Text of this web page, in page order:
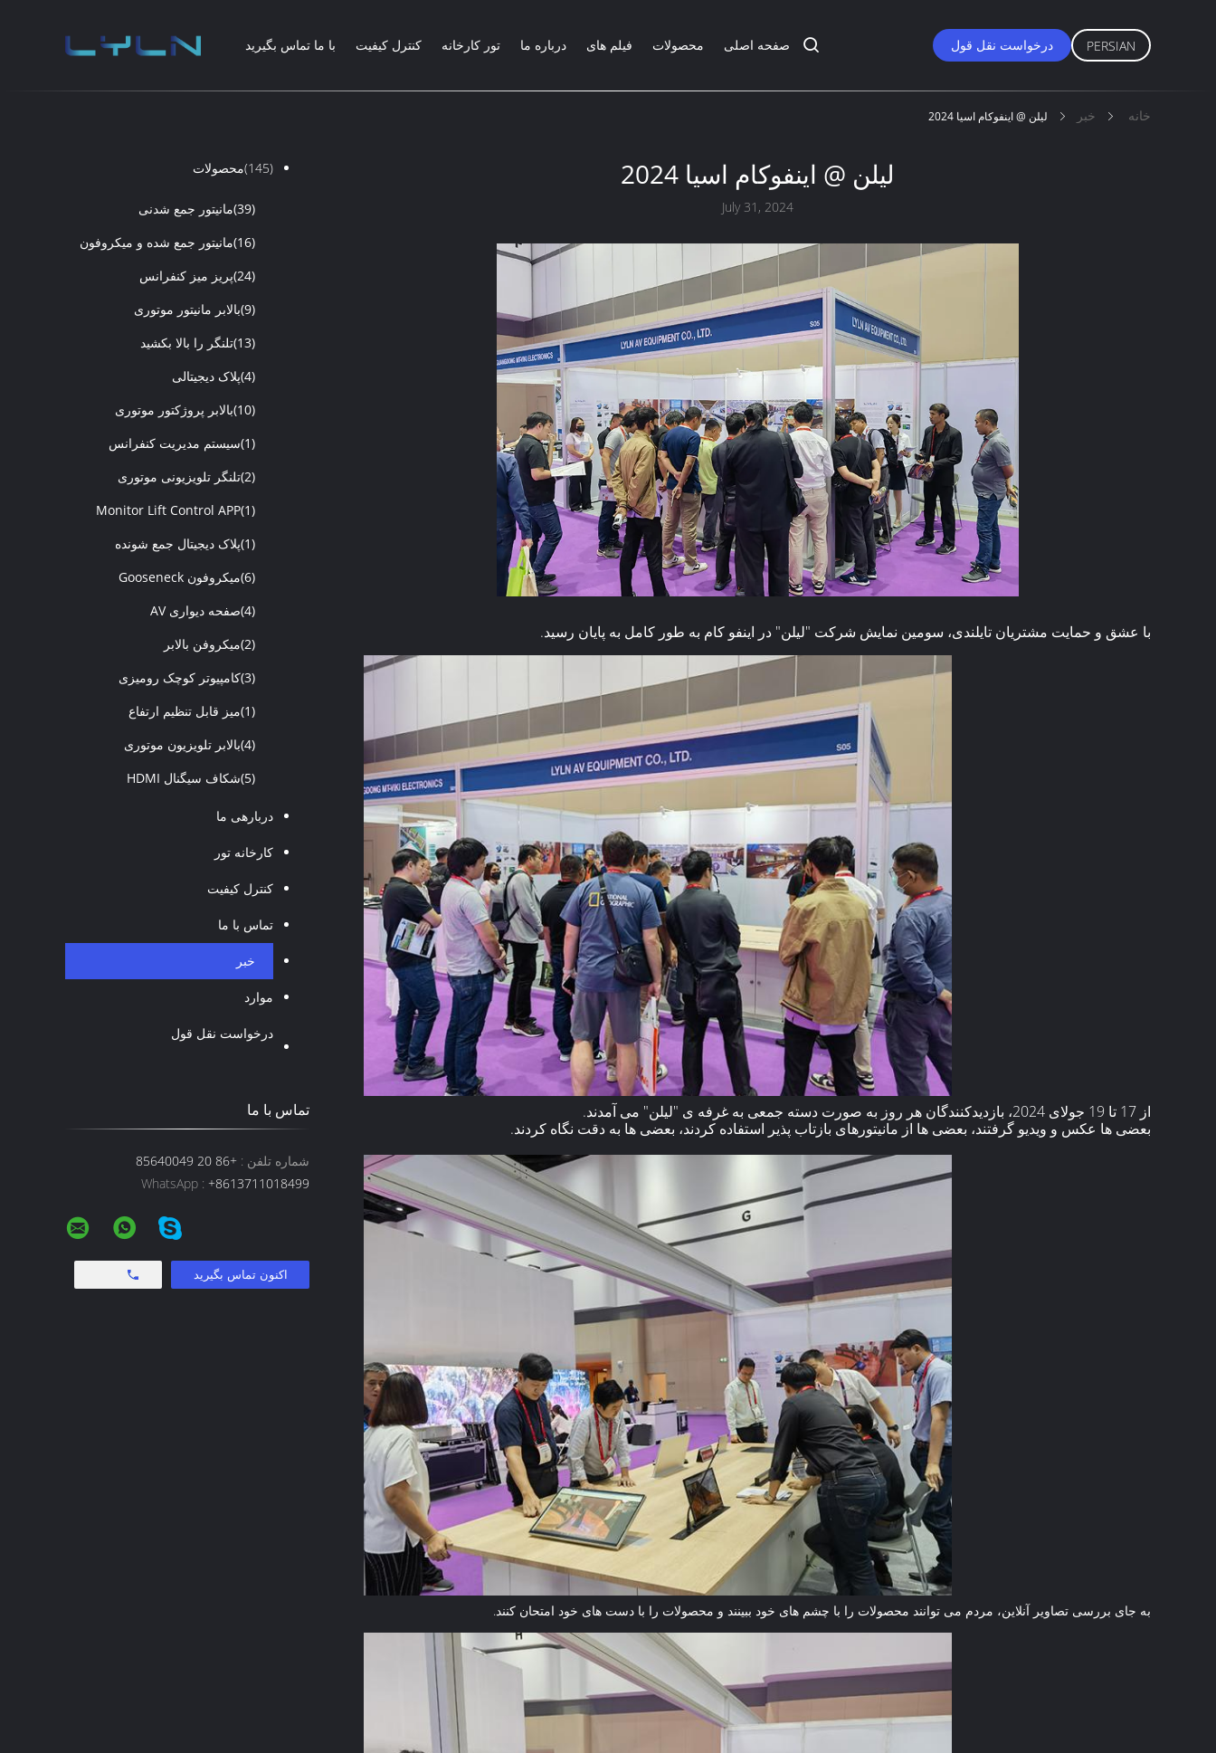
صفحه اصلی محصولات فیلم های درباره ما تور کارخانه کنترل کیفیت با ما تماس بگیرید درخواست نقل قول PERSIAN
خانه خبر ليلن @ اينفوکام اسيا 2024
محصولات (145)
مانیتور جمع شدنی
(39)
مانیتور جمع شده و میکروفون
(16)
پریز میز کنفرانس
(24)
بالابر مانیتور موتوری
(9)
تلنگر را بالا بکشید
(13)
پلاک دیجیتالی
(4)
بالابر پروژکتور موتوری
(10)
سیستم مدیریت کنفرانس
(1)
تلنگر تلویزیونی موتوری
(2)
Monitor Lift Control APP
(1)
پلاک دیجیتال جمع شونده
(1)
میکروفون Gooseneck
(6)
صفحه دیواری AV
(4)
میکروفن بالابر
(2)
کامپیوتر کوچک رومیزی
(3)
میز قابل تنظیم ارتفاع
(1)
بالابر تلویزیون موتوری
(4)
شکاف سیگنال HDMI
(5)
دربارهی ما
کارخانه تور
کنترل کیفیت
تماس با ما
خبر
موارد
درخواست نقل قول
تماس با ما
شماره تلفن : +86 20 85640049
WhatsApp : +8613711018499
ليلن @ اينفوکام اسيا 2024
July 31, 2024
با عشق و حمایت مشتریان تایلندی، سومین نمایش شرکت "لیلن" در اینفو کام به طور کامل به پایان رسید.
از 17 تا 19 جولای 2024، بازدیدکنندگان هر روز به صورت دسته جمعی به غرفه ی "لیلن" می آمدند.
بعضی ها عکس و ویدیو گرفتند، بعضی ها از مانیتورهای بازتاب پذیر استفاده کردند، بعضی ها به دقت نگاه کردند.
به جای بررسی تصاویر آنلاین، مردم می توانند محصولات را با چشم های خود ببینند و محصولات را با دست های خود امتحان کنند.